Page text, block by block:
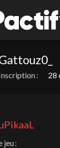
: 28
jeu :